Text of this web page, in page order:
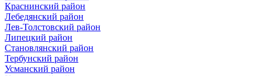
Краснинский район
Лебедянский район
Лев-Толстовский район
Липецкий район
Становлянский район
Тербунский район
Усманский район